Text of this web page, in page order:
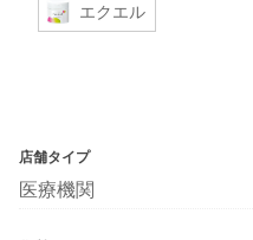
エクエル
店舗タイプ
医療機関